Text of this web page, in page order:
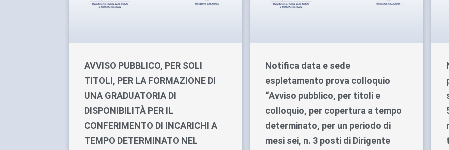
AVVISO PUBBLICO, PER SOLI
TITOLI, PER LA FORMAZIONE DI
UNA GRADUATORIA DI
DISPONIBILITÀ PER IL
CONFERIMENTO DI INCARICHI A
TEMPO DETERMINATO NEL
Notifica data e sede
espletamento prova colloquio
“Avviso pubblico, per titoli e
colloquio, per copertura a tempo
determinato, per un periodo di
mesi sei, n. 3 posti di Dirigente